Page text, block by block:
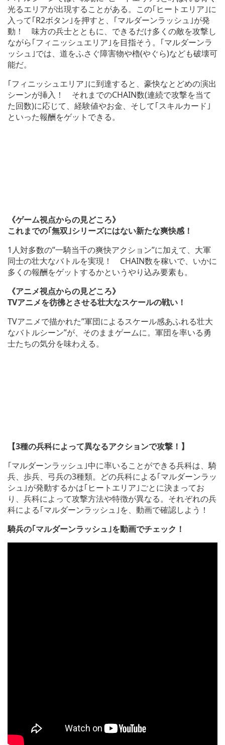
光るエリアが出現することがある。この｢ヒートエリア｣に
入って｢R2ボタン｣を押すと、｢マルダーンラッシュ｣が発
動！ 味方の兵士とともに、できるだけ多くの敵を攻撃し
ながら｢フィニッシュエリア｣を目指そう。｢マルダーンラ
ッシュ｣では、道をふさぐ障害物や櫓(やぐら)なども破壊可
能だ。
｢フィニッシュエリア｣に到達すると、豪快なとどめの演出
シーンが挿入！ それまでのCHAIN数(連続で攻撃を当て
た回数)に応じて、経験値やお金、そして｢スキルカード｣
といった報酬をゲットできる。
《ゲーム視点からの見どころ》
これまでの｢無双｣シリーズにはない新たな爽快感！
1人対多数の”一騎当千の爽快アクション”に加えて、大軍
同士の壮大なバトルを実現！ CHAIN数を稼いで、いかに
多くの報酬をゲットするかというやり込み要素も。
《アニメ視点からの見どころ》
TVアニメを彷彿とさせる壮大なスケールの戦い！
TVアニメで描かれた”軍団によるスケール感あふれる壮大
なバトルシーン”が、そのままゲームに。軍団を率いる勇
士たちの気分を味わえる。
【3種の兵科によって異なるアクションで攻撃！】
｢マルダーンラッシュ｣中に率いることができる兵科は、騎
兵、歩兵、弓兵の3種類。どの兵科による｢マルダーンラッ
シュ｣が発動するかは｢ヒートエリア｣ごとに決まってお
り、兵科によって攻撃方法や特徴が異なる。それぞれの兵
科による｢マルダーンラッシュ｣を、動画で確認しよう！
騎兵の｢マルダーンラッシュ｣を動画でチェック！